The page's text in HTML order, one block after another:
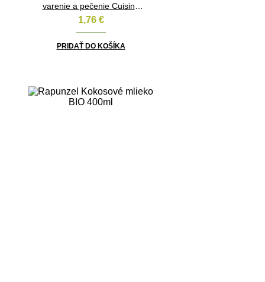
varenie a pečenie Cuisine
BIO 200ml
1,76 €
PRIDAŤ DO KOŠÍKA